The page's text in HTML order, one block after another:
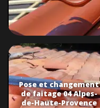
Pose et changement
de faitage 04 Alpes-
de-Haute-Provence